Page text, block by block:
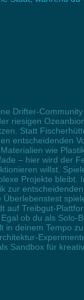
Drifter-
riesigen
Statt
entscheidenden
wie
– hier wird der
willst.
Projekte bleibt.
zur entscheidenden
auf Treibgut-
ob du als Solo-
in deinem Tempo
Sandbox für